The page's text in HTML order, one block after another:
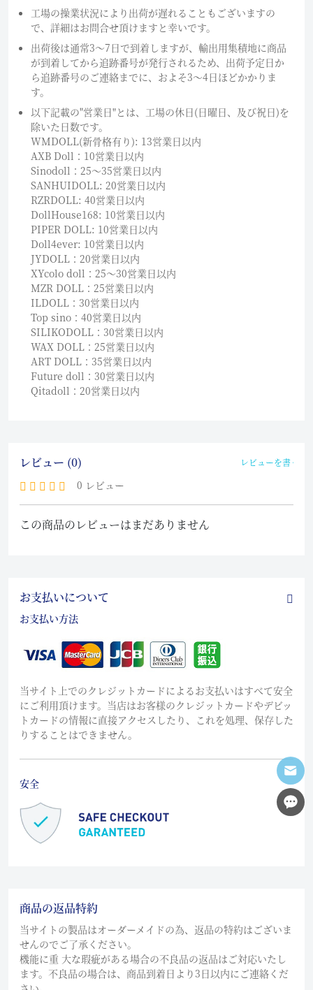
工場の操業状況により出荷が遅れることもございますの
で、詳細はお問合せ頂けますと幸いです。
出荷後は通常3～7日で到着しますが、輸出用集積地に商品
が到着してから追跡番号が発行されるため、出荷予定日か
ら追跡番号のご連絡までに、およそ3〜4日ほどかかりま
す。
以下記載の"営業日"とは、工場の休日(日曜日、及び祝日)を
除いた日数です。
WMDOLL(新骨格有り): 13営業日以内
AXB Doll：10営業日以内
Sinodoll：25〜35営業日以内
SANHUIDOLL: 20営業日以内
RZRDOLL: 40営業日以内
DollHouse168: 10営業日以内
PIPER DOLL: 10営業日以内
Doll4ever: 10営業日以内
JYDOLL：20営業日以内
XYcolo doll：25〜30営業日以内
MZR DOLL：25営業日以内
ILDOLL：30営業日以内
Top sino：40営業日以内
SILIKODOLL：30営業日以内
WAX DOLL：25営業日以内
ART DOLL：35営業日以内
Future doll：30営業日以内
Qitadoll：20営業日以内
レビュー (0) レビューを書く
0 レビュー
この商品のレビューはまだありません
お支払いについて
お支払い方法
当サイト上でのクレジットカードによるお支払いはすべて安全
にご利用頂けます。当店はお客様のクレジットカードやデビッ
トカードの情報に直接アクセスしたり、これを処理、保存した
りすることはできません。
安全
商品の返品特約
当サイトの製品はオーダーメイドの為、返品の特約はございま
せんのでご了承ください。
機能に重 大な瑕疵がある場合の不良品の返品はご対応いたし
ます。不良品の場合は、商品到着日より3日以内にご連絡くだ